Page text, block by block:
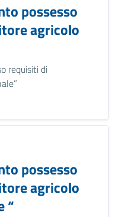
possesso
agricolo
requisiti di
possesso
agricolo
“